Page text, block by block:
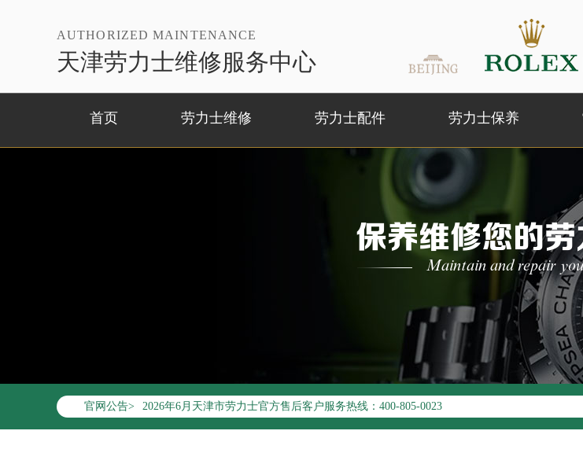
AUTHORIZED MAINTENANCE
天津劳力士维修服务中心
首页 劳力士维修 劳力士配件 劳力士保养
保养维修您的
Maintain and repair
官网公告>
2026年6月劳力士天津市售后服务网络优化升级公告
2026年6月天津市劳力士官方售后客户服务热线：400-805-0023
2026年6月劳力士售后服务中心最新网点地址：